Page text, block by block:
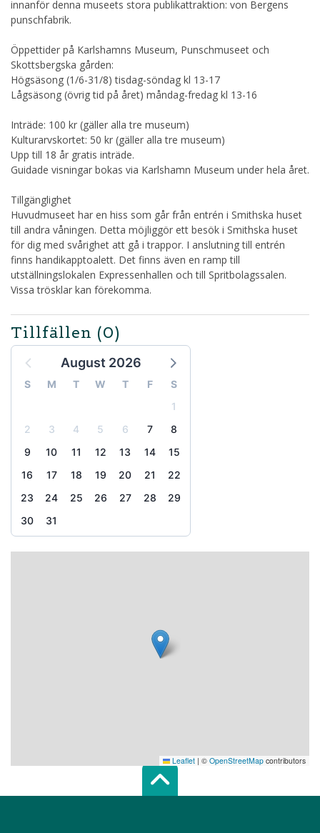
innanför denna museets stora publikattraktion: von Bergens
punschfabrik.
Öppettider på Karlshamns Museum, Punschmuseet och
Skottsbergska gården:
Högsäsong (1/6-31/8) tisdag-söndag kl 13-17
Lågsäsong (övrig tid på året) måndag-fredag kl 13-16
Inträde: 100 kr (gäller alla tre museum)
Kulturarvskortet: 50 kr (gäller alla tre museum)
Upp till 18 år gratis inträde.
Guidade visningar bokas via Karlshamn Museum under hela året.
Tillgänglighet
Huvudmuseet har en hiss som går från entrén i Smithska huset
till andra våningen. Detta möjliggör ett besök i Smithska huset
för dig med svårighet att gå i trappor. I anslutning till entrén
finns handikapptoalett. Det finns även en ramp till
utställningslokalen Expressenhallen och till Spritbolagssalen.
Vissa trösklar kan förekomma.
Tillfällen (0)
August 2026
S M T W T F
S
1
2
3 4 5 6 7
8
9
10 11 12 13 14
15
16
17 18 19 20 21
22
23
24 25 26 27 28
29
30
31
Leaflet | © OpenStreetMap contributors
Scroll top of